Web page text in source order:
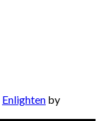
Enlighten by